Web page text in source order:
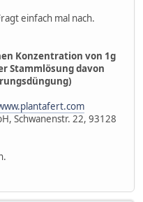
einfach mal nach.
Konzentration von 1g
Stammlösung davon
Schwanenstr. 22, 93128